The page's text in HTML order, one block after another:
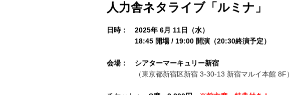
人力舎ネタライブ「ルミナ」
日時： 2025年 6月 11日（水）
18:45 開場 / 19:00 開演（20:30終演予定）
会場：
シアターマーキュリー新宿
（東京都新宿区新宿 3-30-13 新宿マルイ本館 8F）